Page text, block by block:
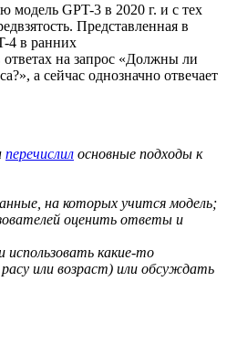
модель GPT-3 в 2020 г. и с тех
Представленная в
4 в ранних
ответах на запрос «Должны ли
а сейчас однозначно отвечает
перечислил основные подходы к
на которых учится модель;
оценить ответы и
использовать какие-то
или возраст) или обсуждать